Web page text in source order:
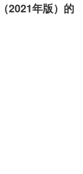
2021年版）的